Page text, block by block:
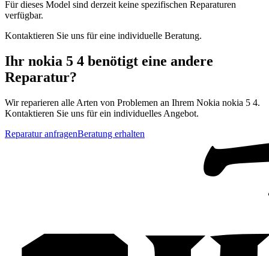
Für dieses Model sind derzeit keine spezifischen Reparaturen
verfügbar.
Kontaktieren Sie uns für eine individuelle Beratung.
Ihr nokia 5 4 benötigt eine andere
Reparatur?
Wir reparieren alle Arten von Problemen an Ihrem Nokia nokia 5 4.
Kontaktieren Sie uns für ein individuelles Angebot.
Reparatur anfragenBeratung erhalten